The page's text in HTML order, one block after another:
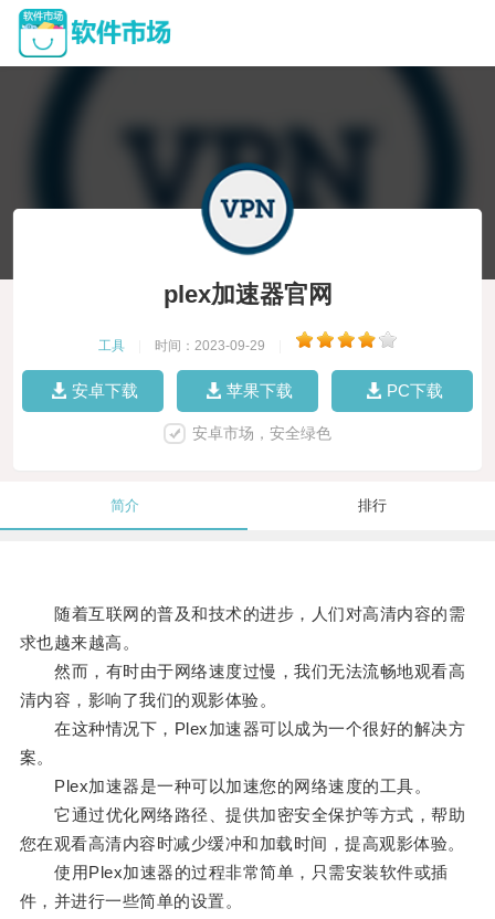
plex加速器官网
工具 时间：2023-09-29
安卓下载 苹果下载 PC下载
安卓市场，安全绿色
简介 排行
随着互联网的普及和技术的进步，人们对高清内容的需
求也越来越高。
然而，有时由于网络速度过慢，我们无法流畅地观看高
清内容，影响了我们的观影体验。
在这种情况下，Plex加速器可以成为一个很好的解决方
案。
Plex加速器是一种可以加速您的网络速度的工具。
它通过优化网络路径、提供加密安全保护等方式，帮助
您在观看高清内容时减少缓冲和加载时间，提高观影体验。
使用Plex加速器的过程非常简单，只需安装软件或插
件，并进行一些简单的设置。